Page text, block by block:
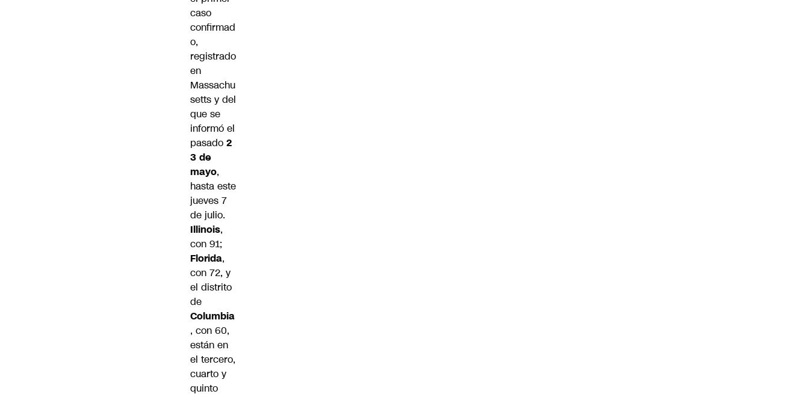
caso
confirmad
o,
registrado
en
Massachu
setts y del
que se
informó el
pasado 2
3 de
mayo,
hasta este
jueves 7
de julio.
Illinois,
con 91;
Florida,
con 72, y
el distrito
de
Columbia
, con 60,
están en
el tercero,
cuarto y
quinto